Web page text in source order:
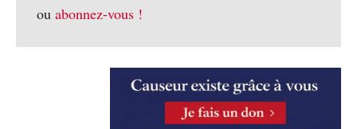
ou abonnez-vous !